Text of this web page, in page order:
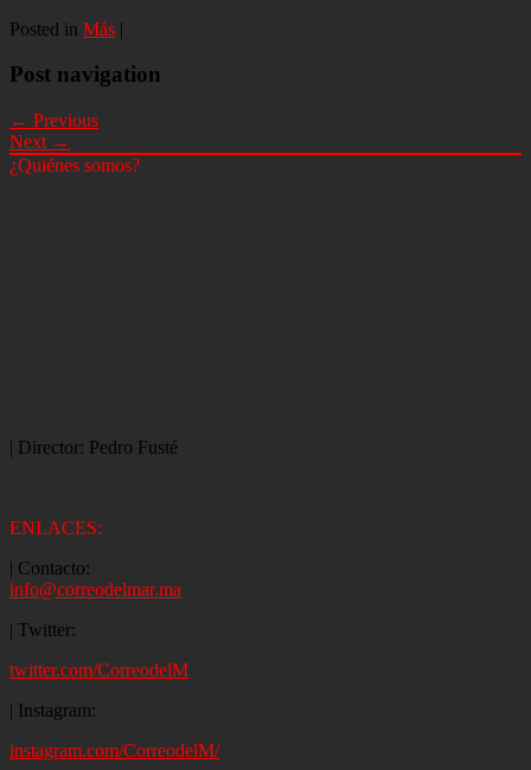
Posted in Más |
Post navigation
← Previous
Next →
¿Quiénes somos?
| Director: Pedro Fusté
ENLACES:
| Contacto:
info@correodelmar.ma
| Twitter:
twitter.com/CorreodelM
| Instagram:
instagram.com/CorreodelM/